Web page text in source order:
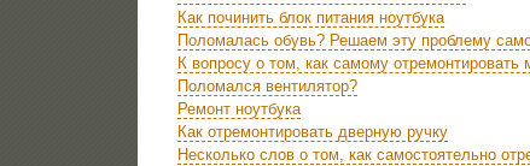
Как починить блок питания ноутбука
Поломалась обувь? Решаем эту проблему
К вопросу о том, как самому отремонтировать
Поломался вентилятор?
Ремонт ноутбука
Как отремонтировать дверную ручку
Несколько слов о том, как самостоятельно